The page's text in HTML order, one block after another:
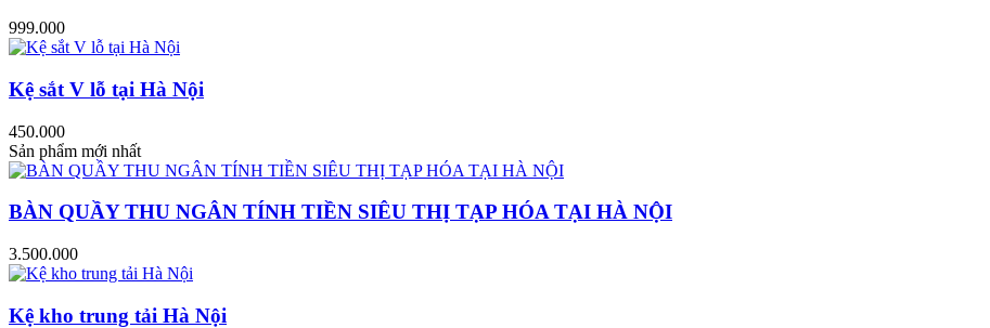
999.000
Kệ sắt V lỗ tại Hà Nội
450.000
Sản phẩm mới nhất
BÀN QUẦY THU NGÂN TÍNH TIỀN SIÊU THỊ TẠP HÓA TẠI HÀ NỘI
3.500.000
Kệ kho trung tải Hà Nội